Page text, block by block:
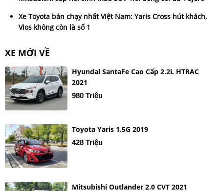
Xe Toyota bán chạy nhất Việt Nam: Yaris Cross hút khách,
Vios không còn là số 1
XE MỚI VỀ
Hyundai SantaFe Cao Cấp 2.2L HTRAC
2021
980 Triệu
Toyota Yaris 1.5G 2019
428 Triệu
Mitsubishi Outlander 2.0 CVT 2021